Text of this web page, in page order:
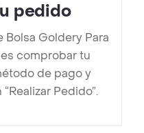
pedido
Goldery Para
comprobar tu
de pago y
Pedido”.